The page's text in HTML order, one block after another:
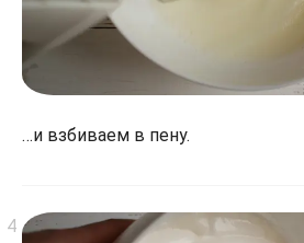
…и взбиваем в пену.